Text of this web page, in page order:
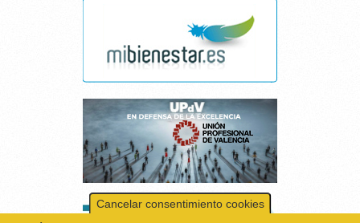
Cancelar consentimiento cookies
Esta página web usa cookies.
Las cookies de este sitio web se usan para personalizar el contenido y los